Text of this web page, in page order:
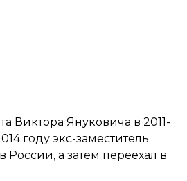
Виктора Януковича в 2011-
году экс-заместитель
а затем переехал в